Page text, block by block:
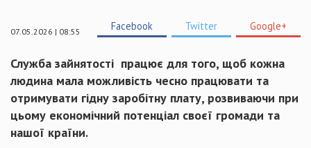
07.05.2026 | 08:55 Facebook Twitter Google+
Служба зайнятості працює для того, щоб кожна
людина мала можливість чесно працювати та
отримувати гідну заробітну плату, розвиваючи при
цьому економічний потенціал своєї громади та
нашої країни.